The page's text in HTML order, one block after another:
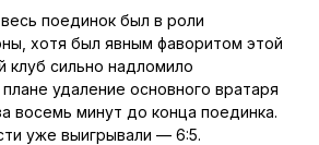
поединок был в роли
хотя был явным фаворитом этой
клуб сильно надломило
удаление основного вратаря
восемь минут до конца поединка.
уже выигрывали — 6:5.